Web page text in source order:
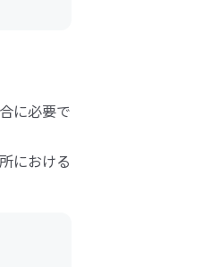
に必要で
における